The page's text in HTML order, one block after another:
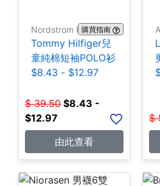
Nordstrom Rack購買指南
Tommy Hilfiger兒
童純棉短袖POLO衫
$8.43 - $12.97
$ 39.50 $8.43 -
$12.97
由此查看
$